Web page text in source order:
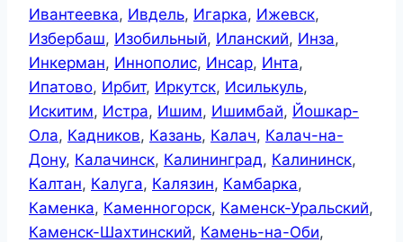
Ивантеевка, Ивдель, Игарка, Ижевск,
Избербаш, Изобильный, Иланский, Инза,
Инкерман, Иннополис, Инсар, Инта,
Ипатово, Ирбит, Иркутск, Исилькуль,
Искитим, Истра, Ишим, Ишимбай, Йошкар-
Ола, Кадников, Казань, Калач, Калач-на-
Дону, Калачинск, Калининград, Калининск,
Калтан, Калуга, Калязин, Камбарка,
Каменка, Каменногорск, Каменск-Уральский,
Каменск-Шахтинский, Камень-на-Оби,